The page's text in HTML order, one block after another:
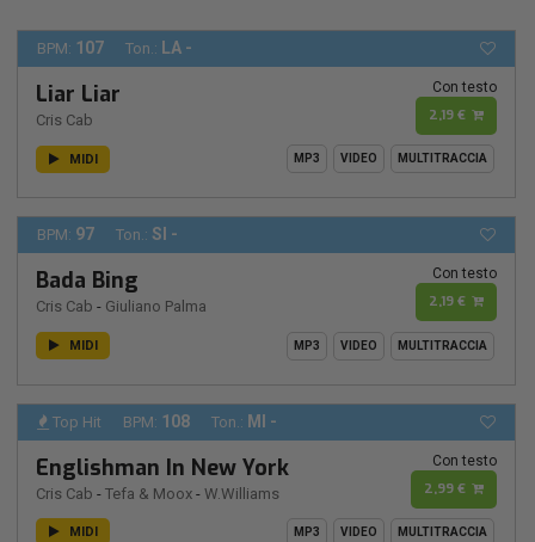
BPM: 107 Ton.: LA -
Liar Liar
Cris Cab
Con testo
2,19 €
MIDI MP3 VIDEO MULTITRACCIA
BPM: 97 Ton.: SI -
Bada Bing
Cris Cab - Giuliano Palma
Con testo
2,19 €
MIDI MP3 VIDEO MULTITRACCIA
Top Hit BPM: 108 Ton.: MI -
Englishman In New York
Cris Cab - Tefa & Moox - W.Williams
Con testo
2,99 €
MIDI MP3 VIDEO MULTITRACCIA